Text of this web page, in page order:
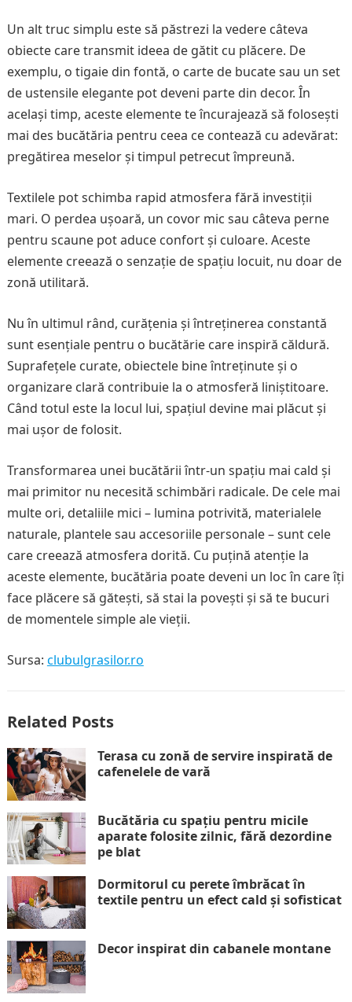
Un alt truc simplu este să păstrezi la vedere câteva
obiecte care transmit ideea de gătit cu plăcere. De
exemplu, o tigaie din fontă, o carte de bucate sau un set
de ustensile elegante pot deveni parte din decor. În
același timp, aceste elemente te încurajează să folosești
mai des bucătăria pentru ceea ce contează cu adevărat:
pregătirea meselor și timpul petrecut împreună.
Textilele pot schimba rapid atmosfera fără investiții
mari. O perdea ușoară, un covor mic sau câteva perne
pentru scaune pot aduce confort și culoare. Aceste
elemente creează o senzație de spațiu locuit, nu doar de
zonă utilitară.
Nu în ultimul rând, curățenia și întreținerea constantă
sunt esențiale pentru o bucătărie care inspiră căldură.
Suprafețele curate, obiectele bine întreținute și o
organizare clară contribuie la o atmosferă liniștitoare.
Când totul este la locul lui, spațiul devine mai plăcut și
mai ușor de folosit.
Transformarea unei bucătării într-un spațiu mai cald și
mai primitor nu necesită schimbări radicale. De cele mai
multe ori, detaliile mici – lumina potrivită, materialele
naturale, plantele sau accesoriile personale – sunt cele
care creează atmosfera dorită. Cu puțină atenție la
aceste elemente, bucătăria poate deveni un loc în care îți
face plăcere să gătești, să stai la povești și să te bucuri
de momentele simple ale vieții.
Sursa: clubulgrasilor.ro
Related Posts
Terasa cu zonă de servire inspirată de
cafenelele de vară
Bucătăria cu spațiu pentru micile
aparate folosite zilnic, fără dezordine
pe blat
Dormitorul cu perete îmbrăcat în
textile pentru un efect cald și sofisticat
Decor inspirat din cabanele montane